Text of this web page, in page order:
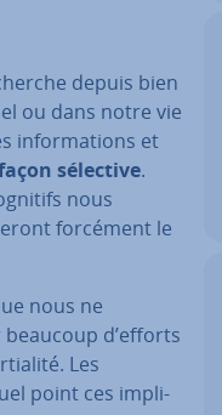
depuis bien
ou dans notre vie
in­for­ma­tions et
sélective.
nous
forcément le
nous ne
d’efforts
Les
point ces im­pli­